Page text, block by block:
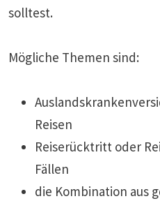
solltest.
Mögliche Themen sind:
Reisen
Reiserücktritt oder
Fällen
die Kombination aus